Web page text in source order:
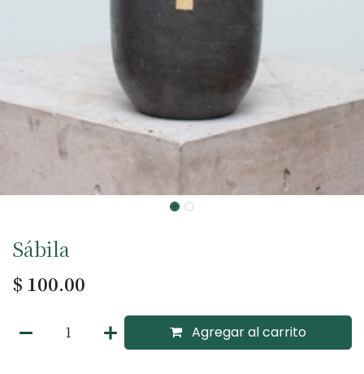
Sábila
$ 100.00
Agregar al carrito